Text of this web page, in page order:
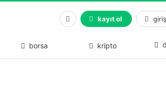
kayıt ol
borsa kripto